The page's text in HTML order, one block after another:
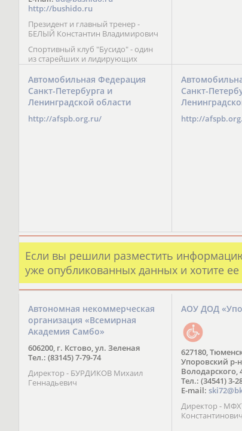
проведение встреч с выдающимися
шахматистами; корпоративное
обучение; онлайн обучение в
форме вебинаров и
индивидуальных занятий, круглые
столы российских и
международных тренеров,
трансляция мероприятий и
турниров.
http://bushido.ru
Президент и главный тренер -
БЕЛЫЙ Константин Владимирович
Спортивный клуб "Бусидо" - один
из старейших и лидирующих
клубов России, изучающих и
развивающих различные боевые
искусства и, прежде всего, каратэ
Кёкусинкай - первого в мире стиля
контактного каратэ, получившего
огромное развитие во всем
мире. Однако, спектр интересов
Автомобильная Федерация
Санкт-Петербурга и
Ленинградской области
http://afspb.org.ru/
Санкт-
http://
Если вы решили разместить
уже опубликованных данных и хотите
Автономная некоммерческая
организация «Всемирная
Академия Самбо»
606200, г. Кстово, ул. Зеленая
Тел.: (83145) 7-79-74
Директор - БУРДИКОВ Михаил
Геннадьевич
АОУ ДОД
627180,
Упоровский р-
Володарского,
Тел.: (34541) 3-
E-mail:
Директор -
Константинович